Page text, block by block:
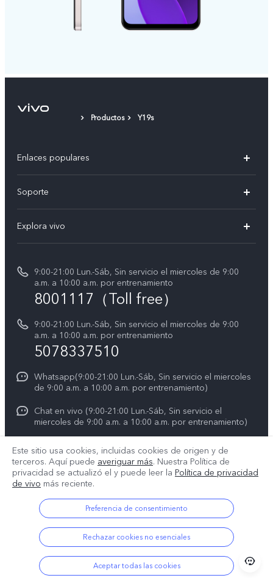
Productos Y19s
Enlaces populares
V50 Lite
Y19s
Soporte
Verificación de IMEI
Manual de usuario
Instrucciones de la garantía de vivo
Consulta el Precio de los Repuestos
Explora vivo
Acerca de nosotros
Centro de privacidad de vivo
9:00-21:00 Lun.-Sáb, Sin servicio el miercoles de 9:00
a.m. a 10:00 a.m. por entrenamiento
8001117（Toll free）
9:00-21:00 Lun.-Sáb, Sin servicio el miercoles de 9:00
a.m. a 10:00 a.m. por entrenamiento
5078337510
Whatsapp(9:00-21:00 Lun.-Sáb, Sin servicio el miercoles
de 9:00 a.m. a 10:00 a.m. por entrenamiento)
Chat en vivo (9:00-21:00 Lun.-Sáb, Sin servicio el
miercoles de 9:00 a.m. a 10:00 a.m. por entrenamiento)
service@pa.vivo.com
Panama | Seleccione país/región
© 2025 vivo Mobile Communication Co., Ltd. Todos los derechos
reservados.
Política de privacidad | Política de cookies | Soporte de privacidad
Este sitio usa cookies, incluidas cookies de origen y de
terceros. Aquí puede averiguar más. Nuestra Política de
privacidad se actualizó el y puede leer la Política de privacidad
de vivo más reciente.
Preferencia de consentimiento
Rechazar cookies no esenciales
Aceptar todas las cookies